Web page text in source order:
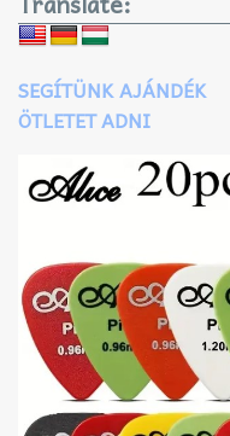
SEGÍTÜNK AJÁNDÉK
ÖTLETET ADNI